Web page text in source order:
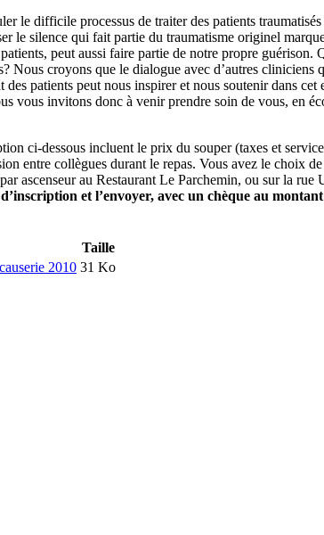
le difficile processus de traiter des patients
le silence qui fait partie du traumatisme originel
peut aussi faire partie de notre propre
Nous croyons que le dialogue avec d’autres
patients peut nous inspirer et nous soutenir dans
vous invitons donc à venir prendre soin de vous, en
ci-dessous incluent le prix du souper (taxes et
entre collègues durant le repas. Vous avez le choix
ascenseur au Restaurant Le Parchemin, ou sur la
et l’envoyer, avec un chèque au
Taille
2010 31 Ko